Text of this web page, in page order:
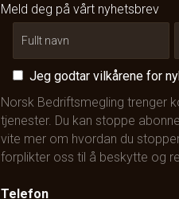
Meld deg på vårt nyhetsbrev
Jeg godtar vilkårene for
Norsk Bedriftsmegling trenger
tjenester. Du kan stoppe
vite mer om hvordan du
forplikter oss til å beskytte og
Telefon